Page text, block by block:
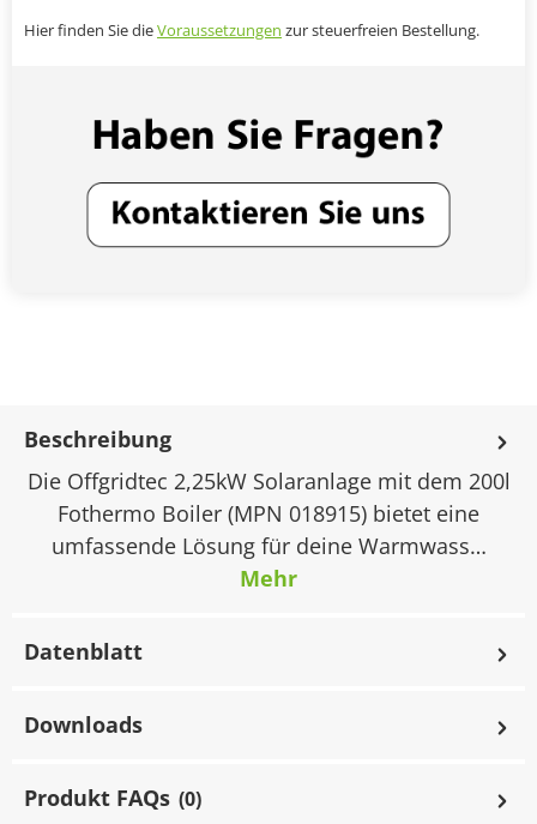
Hier finden Sie dieVoraussetzungen zur steuerfreien Bestellung.
Beschreibung
Die Offgridtec 2,25kW Solaranlage mit dem 200l
Fothermo Boiler (MPN 018915) bietet eine
umfassende Lösung für deine Warmwass…
Mehr
Datenblatt
Downloads
Produkt FAQs (0)